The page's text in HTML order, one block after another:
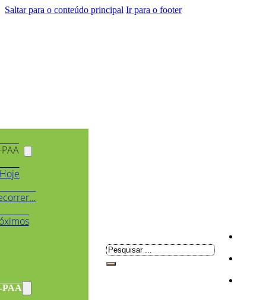
Saltar para o conteúdo principal Ir para o footer
PAA
Pesquisar